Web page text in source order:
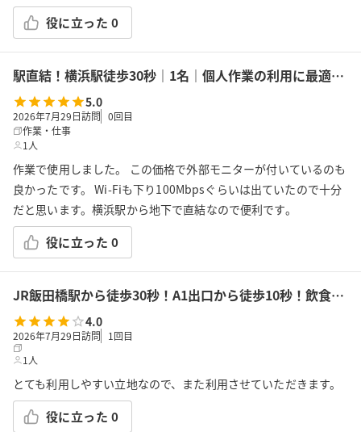
役に立った 0
駅直結！横浜駅徒歩30秒｜1名｜個人作業の利用に最適！エキニア横浜｜5階ハマポート「コワーキングスペース」A
5.0
2026年7月29日訪問 0回目
作業・仕事
1人
作業で使用しました。 この価格で外部モニターが付いているのも
良かったです。 Wi-Fiも下り100Mbpsぐらいは出ていたので十分
だと思います。横浜駅から地下で直結なので便利です。
役に立った 0
JR飯田橋駅から徒歩30秒！A1出口から徒歩10秒！飲食持込可!高速Wi-Fi!会議/ボドゲ/推し活/女子会/サロン/控室などで利用可能!貸会議室KS6飯田橋★
4.0
2026年7月29日訪問 1 回目
1人
とても利用しやすい立地なので、また利用させていただきます。
役に立った 0